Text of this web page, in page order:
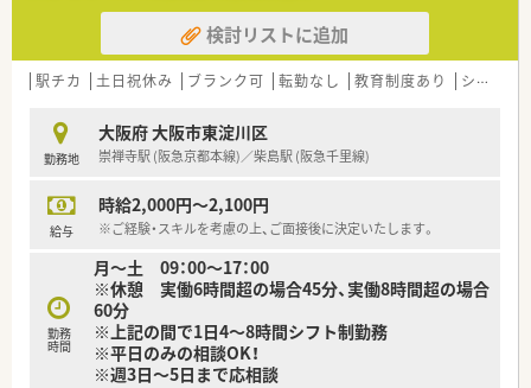
検討リストに追加
駅チカ 土日祝休み ブランク可 転勤なし 教育制度あり シフト制
勤務地
大阪府 大阪市東淀川区
崇禅寺駅 (阪急京都本線)／柴島駅 (阪急千里線)
給与
時給2,000円～2,100円
※ご経験・スキルを考慮の上、ご面接後に決定いたします。
勤務
時間
月～土 09：00～17：00
※休憩 実働6時間超の場合45分、実働8時間超の場合
60分
※上記の間で1日4～8時間シフト制勤務
※平日のみの相談OK！
※週3日～5日まで応相談